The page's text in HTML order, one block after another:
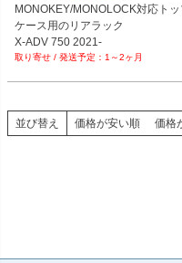
MONOKEY/MONOLOCK対応ト
ケース用のリアラック
X-ADV 750 2021-
1～2ヶ月
並び替え 価格が安い順 価格